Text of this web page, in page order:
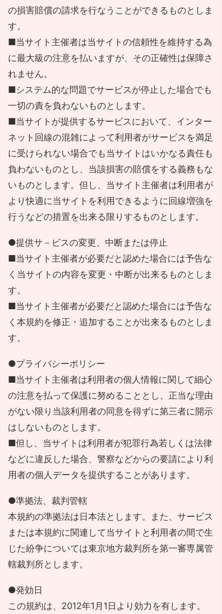
の損害賠償の請求を行なうことができるものとしま
す。
■当サイト主催者は当サイトの信頼性を維持する為
に最大級の注意を払いますが、その正確性は保障さ
れません。
■システム的な問題でサービスが停止した場合でも
一切の責を負わないものとします。
■当サイトが提供するサービスにおいて、インター
ネット回線の混雑によって利用者がサービスを満足
に受けられない場合でも当サイトはいかなる責任も
負わないものとし、当該損害の賠償をする義務もな
いものとします。但し、当サイト主催者は利用者が
より快適に当サイトを利用できるように回線増強を
行うなどの措置を出来る限りするものとします。
●提供サ－ビスの変更、中断または停止
■当サイト主催者が必要だと認めた場合には予告な
く当サイトの内容を変更・中断が出来るものとしま
す。
■当サイト主催者が必要だと認めた場合には予告な
く本規約を修正・追加することが出来るものとしま
す。
●プライバシーポリシー
■当サイト主催者は利用者の個人情報に関して細心
の注意を払って保護に努めることとし、正当な理由
がない限り当該利用者の同意を得ずに第三者に開示
はしないものとします。
■但し、当サイトは利用者が犯罪行為若しくは法律
などに違反した場合、警察などからの要請により利
用者の個人データを提供することがあります。
●準拠法、裁判管轄
本規約の準拠法は日本法とします。また、サービス
または本規約に関連して当サイトと利用者の間で生
じた紛争については東京地方裁判所を第一審専属管
轄裁判所とします。
●発効日
この規約は、2012年1月1日より効力を有します。